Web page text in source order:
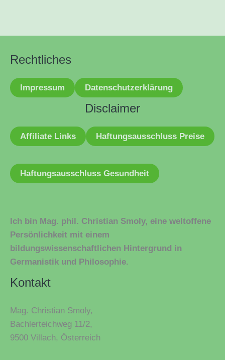
Rechtliches
Impressum Datenschutzerklärung
Disclaimer
Affiliate Links Haftungsausschluss Preise
Haftungsausschluss Gesundheit
Ich bin Mag. phil. Christian Smoly, eine weltoffene
Persönlichkeit mit einem
bildungswissenschaftlichen Hintergrund in
Germanistik und Philosophie.
Kontakt
Mag. Christian Smoly,
Bachlerteichweg 11/2,
9500 Villach, Österreich